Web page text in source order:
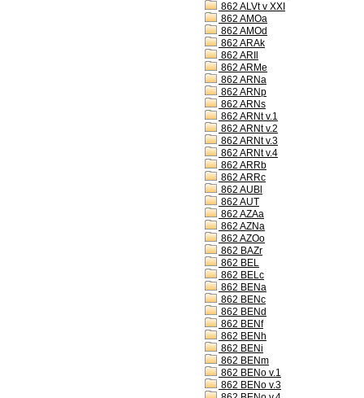
862 ALVt v XXI
862 AMOa
862 AMOd
862 ARAk
862 ARIl
862 ARMe
862 ARNa
862 ARNp
862 ARNs
862 ARNt v.1
862 ARNt v.2
862 ARNt v.3
862 ARNt v.4
862 ARRb
862 ARRc
862 AUBl
862 AUT
862 AZAa
862 AZNa
862 AZOo
862 BAZr
862 BEL
862 BELc
862 BENa
862 BENc
862 BENd
862 BENf
862 BENh
862 BENi
862 BENm
862 BENo v.1
862 BENo v.3